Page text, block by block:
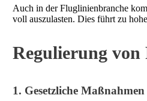
Auch in der Fluglinienbranche
voll auszulasten. Dies führt zu
Regulierung von
1. Gesetzliche Maßnahmen